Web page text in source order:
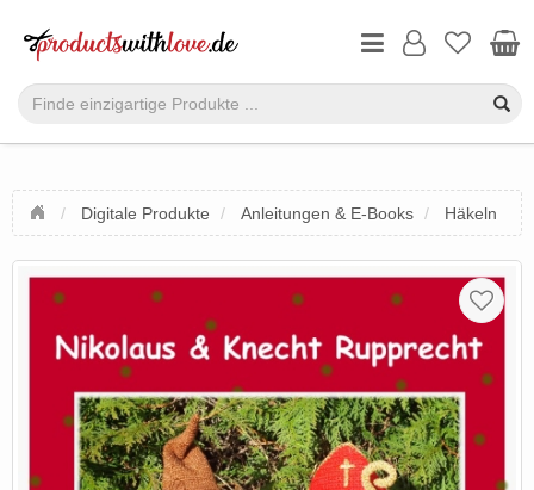
Digitale Produkte Anleitungen & E-Books Häkeln